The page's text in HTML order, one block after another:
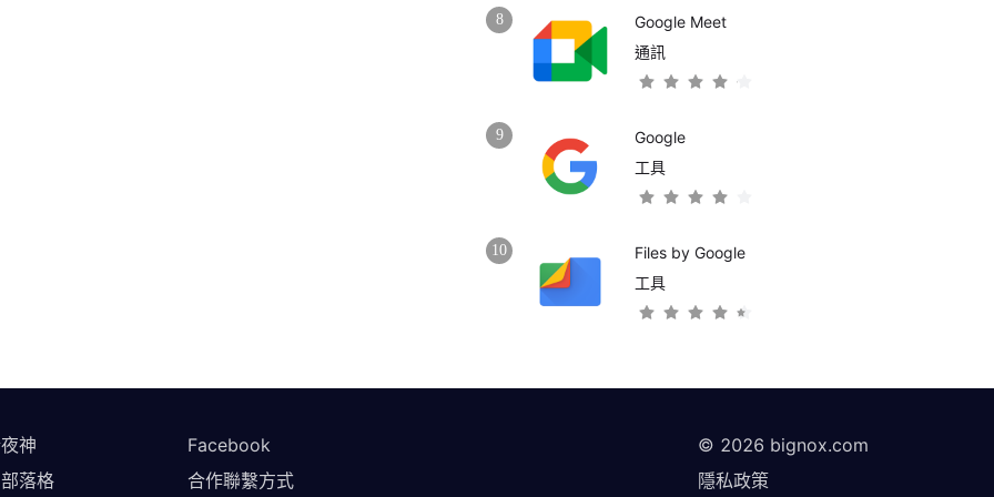
8
Google Meet
通訊
9
Google
工具
10
Files by Google
工具
神
落格
Facebook
合作聯繫方式
© 2026 bignox.com
隱私政策